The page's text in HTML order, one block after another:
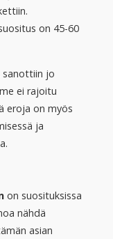
on 45-60
sanottiin jo
ei rajoitu
eroja on myös
ja
on suosituksissa
nähdä
asian